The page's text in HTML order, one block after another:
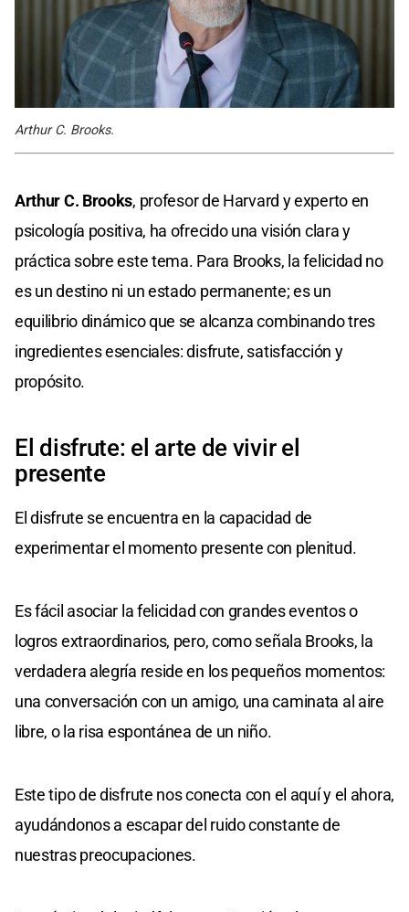
Arthur C. Brooks.
Arthur C. Brooks, profesor de Harvard y experto en
psicología positiva, ha ofrecido una visión clara y
práctica sobre este tema. Para Brooks, la felicidad no
es un destino ni un estado permanente; es un
equilibrio dinámico que se alcanza combinando tres
ingredientes esenciales: disfrute, satisfacción y
propósito.
El disfrute: el arte de vivir el
presente
El disfrute se encuentra en la capacidad de
experimentar el momento presente con plenitud.
Es fácil asociar la felicidad con grandes eventos o
logros extraordinarios, pero, como señala Brooks, la
verdadera alegría reside en los pequeños momentos:
una conversación con un amigo, una caminata al aire
libre, o la risa espontánea de un niño.
Este tipo de disfrute nos conecta con el aquí y el ahora,
ayudándonos a escapar del ruido constante de
nuestras preocupaciones.